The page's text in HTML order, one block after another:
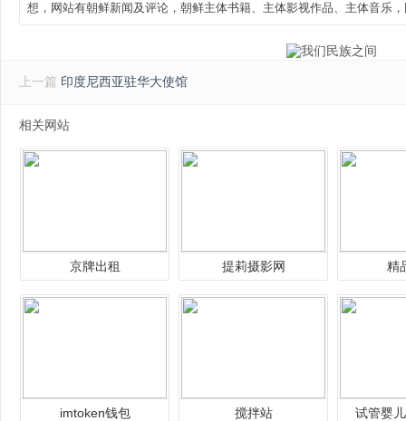
想，网站有朝鲜新闻及评论，朝鲜主体书籍、主体影视作品、主体音乐
上一篇 印度尼西亚驻华大使馆
相关网站
京牌出租 提莉摄影网 精
imtoken钱包 搅拌站 试管婴